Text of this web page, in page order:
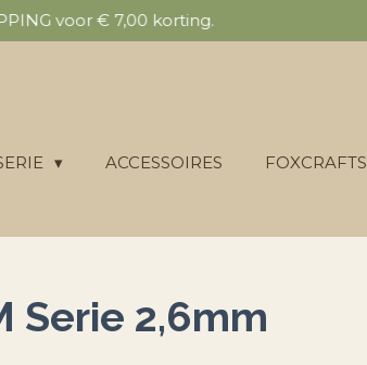
voor € 7,00 korting.
ACCESSOIRES
FOXCRAFTS
Serie 2,6mm